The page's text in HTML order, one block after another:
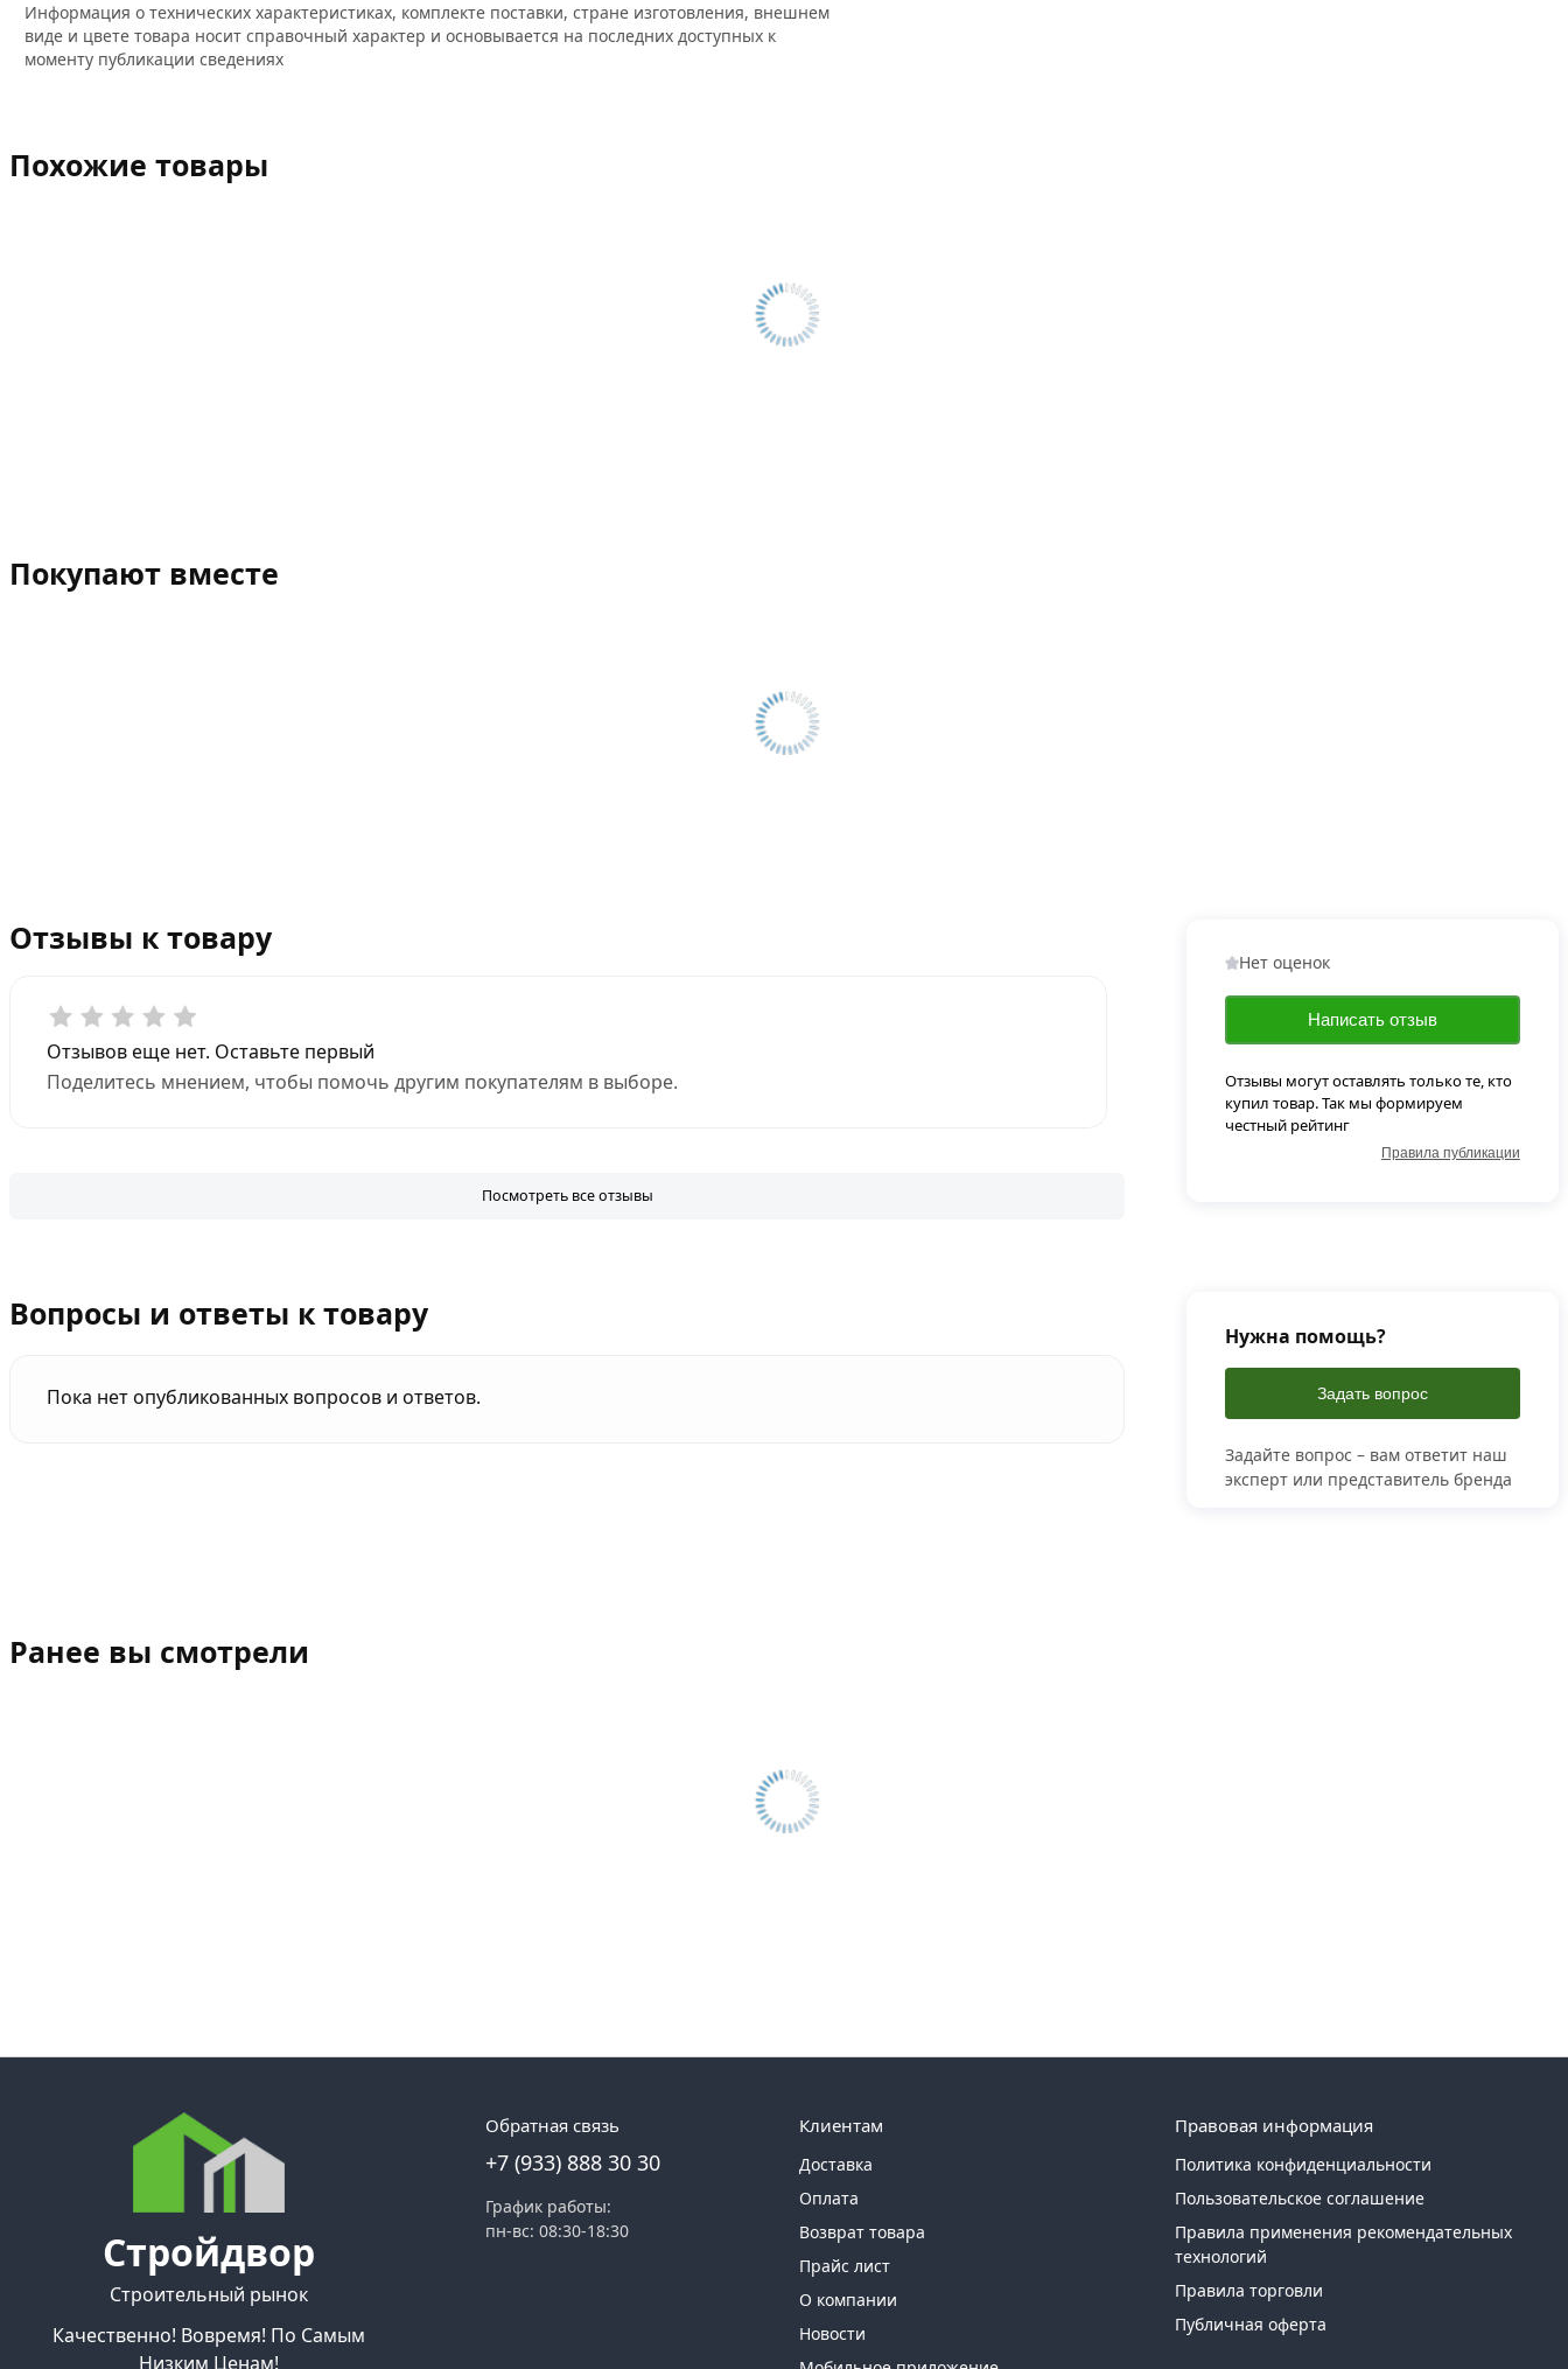
Информация о технических характеристиках, комплекте поставки, стране изготовления, внешнем
виде и цвете товара носит справочный характер и основывается на последних доступных к
моменту публикации сведениях
Похожие товары
Покупают вместе
Отзывы к товару
Отзывов еще нет. Оставьте первый
Поделитесь мнением, чтобы помочь другим покупателям в выборе.
Посмотреть все отзывы
Нет оценок
Написать отзыв
Отзывы могут оставлять только те, кто
купил товар. Так мы формируем
честный рейтинг
Правила публикации
Вопросы и ответы к товару
Пока нет опубликованных вопросов и ответов.
Нужна помощь?
Задать вопрос
Задайте вопрос – вам ответит наш
эксперт или представитель бренда
Ранее вы смотрели
Стройдвор
Строительный рынок
Качественно! Вовремя! По Самым
Низким Ценам!
Обратная связь
+7 (933) 888 30 30
График работы:
пн-вс: 08:30-18:30
Клиентам
Доставка
Оплата
Возврат товара
Прайс лист
О компании
Новости
Правовая информация
Политика конфиденциальности
Пользовательское соглашение
Правила применения рекомендательных
технологий
Правила торговли
Публичная оферта